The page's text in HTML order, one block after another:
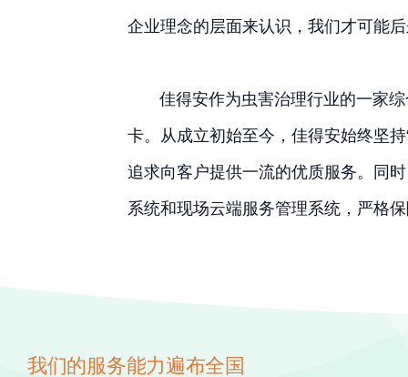
企业理念的层面来认识，我们才可能
佳得安作为虫害治理行业的一家综
卡。从成立初始至今，佳得安始终坚
追求向客户提供一流的优质服务。同
系统和现场云端服务管理系统，严格
我们的服务能力遍布全国